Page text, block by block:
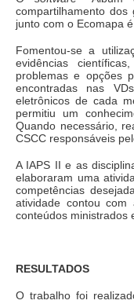
compartilhamento
junto com o Ecomapa
Fomentou-se a
evidências
problemas e opções
encontradas nas
eletrônicos de cada
permitiu um
Quando necessário,
CSCC responsáveis
A IAPS II e as
elaboraram uma
competências
atividade contou com
conteúdos ministrados
RESULTADOS
O trabalho foi